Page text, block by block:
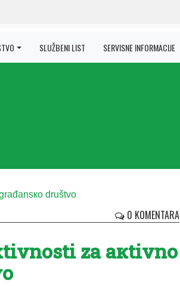
SLUŽBENI LIST SERVISNE INFORMACIJE
0 KOMENTARA
za aкtivno